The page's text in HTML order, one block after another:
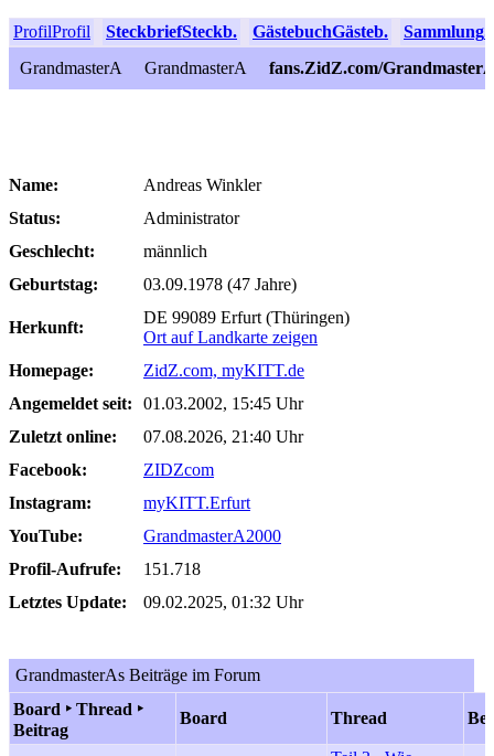
ProfilProfil SteckbriefSteckb. GästebuchGästeb. Sammlung
GrandmasterA
GrandmasterA fans.ZidZ.com/
Name:
Andreas Winkler
Status:
Administrator
Geschlecht:
männlich
Geburtstag:
03.09.1978 (47 Jahre)
Herkunft:
DE 99089 Erfurt (Thüringen)
Ort auf Landkarte zeigen
Homepage:
ZidZ.com, myKITT.de
Angemeldet seit:
01.03.2002, 15:45 Uhr
Zuletzt online:
07.08.2026, 21:40 Uhr
Facebook:
ZIDZcom
Instagram:
myKITT.Erfurt
YouTube:
GrandmasterA2000
Profil-Aufrufe:
151.718
Letztes Update:
09.02.2025, 01:32 Uhr
GrandmasterAs Beiträge im Forum
Board ‣ Thread ‣
Beitrag
Board Thread